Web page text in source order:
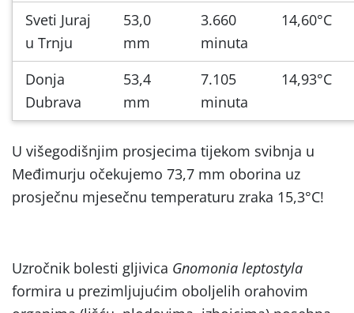
Sveti Juraj
u Trnju
53,0
mm
3.660
minuta
14,60°C
Donja
Dubrava
53,4
mm
7.105
minuta
14,93°C
U višegodišnjim prosjecima tijekom svibnja u
Međimurju očekujemo 73,7 mm oborina uz
prosječnu mjesečnu temperaturu zraka 15,3°C!
Uzročnik bolesti gljivica Gnomonia leptostyla
formira u prezimljujućim oboljelih orahovim